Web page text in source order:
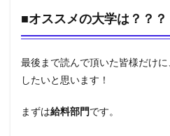
■オススメの大学は？？？
最後まで読んで頂いた皆様だけ
したいと思います！
まずは給料部門です。